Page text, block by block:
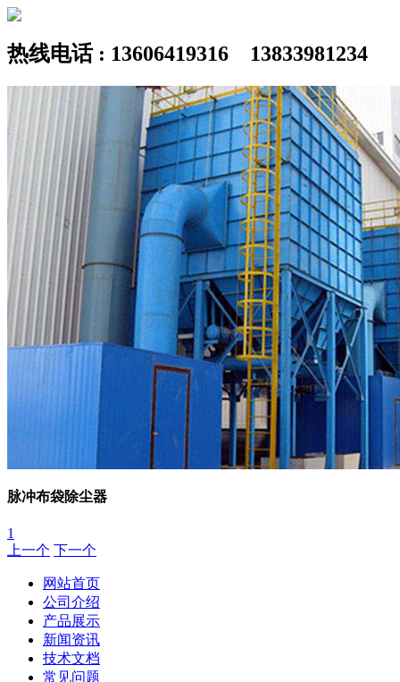
热线电话 : 13606419316 13833981234
脉冲布袋除尘器
1
上一个 下一个
网站首页
公司介绍
产品展示
新闻资讯
技术文档
常见问题